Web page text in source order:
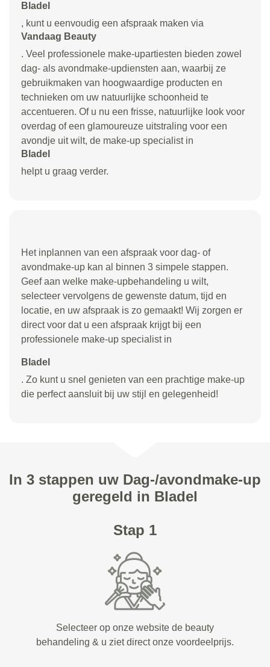
Bladel
, kunt u eenvoudig een afspraak maken via
Vandaag Beauty
. Veel professionele make-upartiesten bieden zowel
dag- als avondmake-updiensten aan, waarbij ze
gebruikmaken van hoogwaardige producten en
technieken om uw natuurlijke schoonheid te
accentueren. Of u nu een frisse, natuurlijke look voor
overdag of een glamoureuze uitstraling voor een
avondje uit wilt, de make-up specialist in
Bladel
helpt u graag verder.
Het inplannen van een afspraak voor dag- of
avondmake-up kan al binnen 3 simpele stappen.
Geef aan welke make-upbehandeling u wilt,
selecteer vervolgens de gewenste datum, tijd en
locatie, en uw afspraak is zo gemaakt! Wij zorgen er
direct voor dat u een afspraak krijgt bij een
professionele make-up specialist in
Bladel
. Zo kunt u snel genieten van een prachtige make-up
die perfect aansluit bij uw stijl en gelegenheid!
In 3 stappen uw Dag-/avondmake-up
geregeld in Bladel
Stap 1
Selecteer op onze website de beauty
behandeling & u ziet direct onze voordeelprijs.